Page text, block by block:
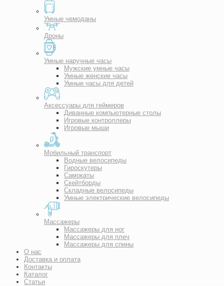
Умные чемоданы
Дроны
Умные наручные часы
Мужские умные часы
Умные женские часы
Умные часы для детей
Аксессуары для геймеров
Диванные компьютерные столы
Игровые контроллеры
Игровые мыши
Мобильный транспорт
Водные велосипеды
Гироскутеры
Самокаты
Скейтборды
Складные велосипеды
Умные электрические велосипеды
Массажеры
Массажеры для ног
Массажеры для плеч
Массажеры для спины
О нас
Доставка и оплата
Контакты
Каталог
Статьи